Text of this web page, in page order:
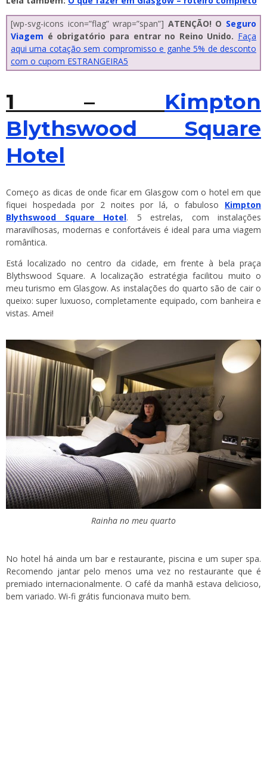
[wp-svg-icons icon=”flag” wrap=”span”] ATENÇÃO! O Seguro
Viagem é obrigatório para entrar no Reino Unido. Faça
aqui uma cotação sem compromisso e ganhe 5% de desconto
com o cupom ESTRANGEIRA5
1 – Kimpton
Blythswood Square
Hotel
Começo as dicas de onde ficar em Glasgow com o hotel em que
fiquei hospedada por 2 noites por lá, o fabuloso Kimpton
Blythswood Square Hotel. 5 estrelas, com instalações
maravilhosas, modernas e confortáveis é ideal para uma viagem
romântica.
Está localizado no centro da cidade, em frente à bela praça
Blythswood Square. A localização estratégia facilitou muito o
meu turismo em Glasgow. As instalações do quarto são de cair o
queixo: super luxuoso, completamente equipado, com banheira e
vistas. Amei!
Rainha no meu quarto
No hotel há ainda um bar e restaurante, piscina e um super spa.
Recomendo jantar pelo menos uma vez no restaurante que é
premiado internacionalmente. O café da manhã estava delicioso,
bem variado. Wi-fi grátis funcionava muito bem.